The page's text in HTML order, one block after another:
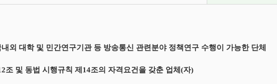
외 대학 및 민간연구기관 등 방송통신 관련분야 정책연구 수행이 가능한 단체
조 및 동법 시행규칙 제14조의 자격요건을 갖춘 업체(자)